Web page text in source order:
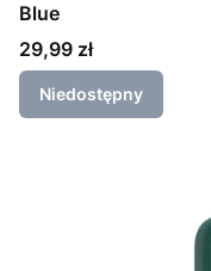
Blue
Cena
29,99 zł
Niedostępny